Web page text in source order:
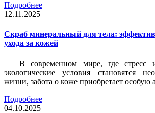
Подробнее
12.11.2025
Скраб минеральный для тела:
ухода за кожей
В современном мире, где стресс
экологические условия становятся
жизни, забота о коже приобретает особую
Подробнее
04.10.2025